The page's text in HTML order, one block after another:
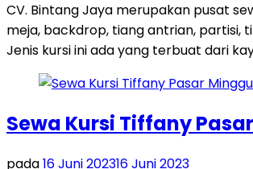
CV. Bintang Jaya merupakan pusat
meja, backdrop, tiang antrian, partisi,
Jenis kursi ini ada yang terbuat dari
Sewa Kursi Tiffany
pada16 Juni 202316 Juni 2023